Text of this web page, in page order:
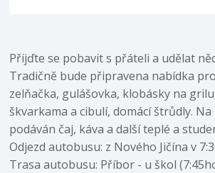
Přijďte se pobavit s přáteli a udělat
Tradičně bude připravena nabídka
zelňačka, gulášovka, klobásky na
škvarkama a cibulí, domácí štrůdly.
podáván čaj, káva a další teplé a
Odjezd autobusu: z Nového Jičína v
Trasa autobusu: Příbor - u škol